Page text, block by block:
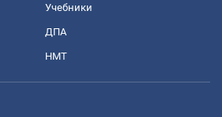
Учебники
ДПА
НМТ